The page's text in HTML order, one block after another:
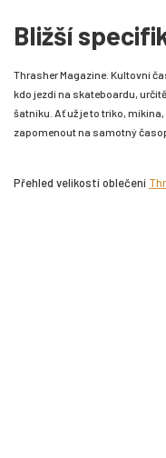
Bližší
Thrasher Magazine. Kultovní
kdo jezdí na skateboardu,
šatníku. Ať už je to triko,
zapomenout na samotný
Přehled velikostí oblečení